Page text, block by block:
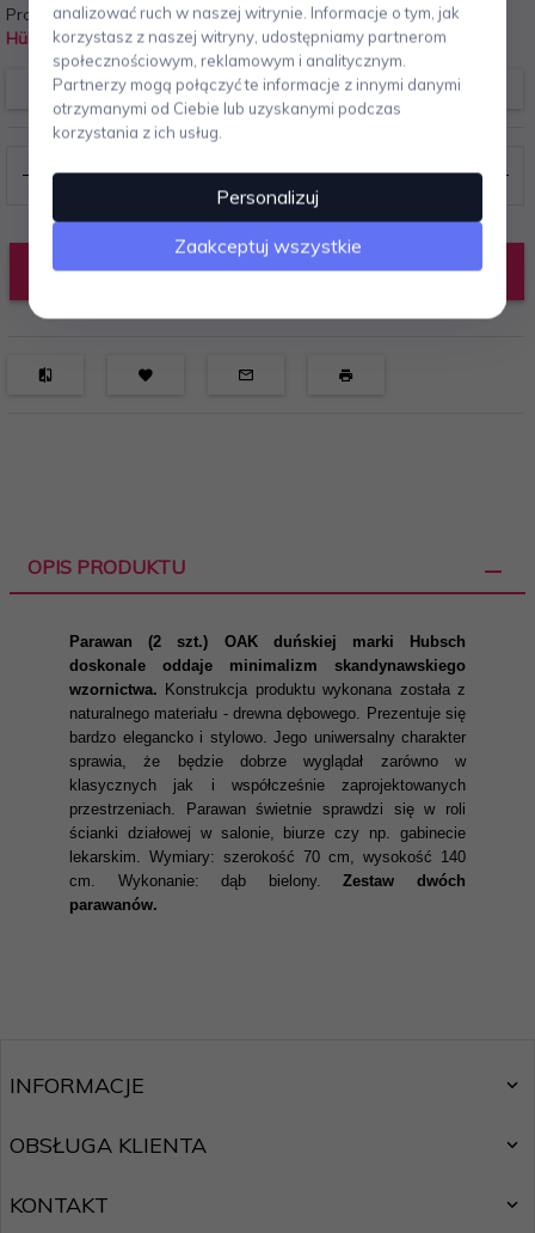
Producent:
Hübsch
Hübsch
DODAJ DO KOSZYKA
OPIS PRODUKTU
Parawan (2 szt.) OAK duńskiej marki Hubsch
doskonale oddaje minimalizm skandynawskiego
wzornictwa. Konstrukcja produktu wykonana została z
naturalnego materiału - drewna dębowego. Prezentuje się
bardzo elegancko i stylowo. Jego uniwersalny charakter
sprawia, że będzie dobrze wyglądał zarówno w
klasycznych jak i współcześnie zaprojektowanych
przestrzeniach. Parawan świetnie sprawdzi się w roli
ścianki działowej w salonie, biurze czy np. gabinecie
lekarskim. Wymiary: szerokość 70 cm, wysokość 140
cm. Wykonanie: dąb bielony. Zestaw dwóch
parawanów.
INFORMACJE
OBSŁUGA KLIENTA
KONTAKT
analizować ruch w naszej witrynie. Informacje o tym, jak
korzystasz z naszej witryny, udostępniamy partnerom
społecznościowym, reklamowym i analitycznym.
Partnerzy mogą połączyć te informacje z innymi danymi
otrzymanymi od Ciebie lub uzyskanymi podczas
korzystania z ich usług.
Personalizuj
Zaakceptuj wszystkie